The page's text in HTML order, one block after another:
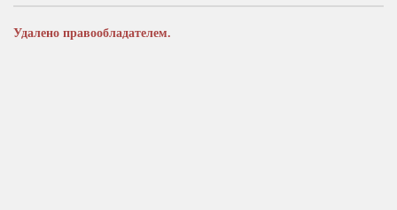
Удалено правообладателем.